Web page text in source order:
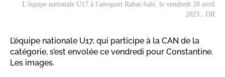
L'équipe nationale U17 à l'aéroport Rabat-Salé, le vendredi 28 avril
2023.. DR
L’équipe nationale U17, qui participe à la CAN de la
catégorie, s’est envolée ce vendredi pour Constantine.
Les images.